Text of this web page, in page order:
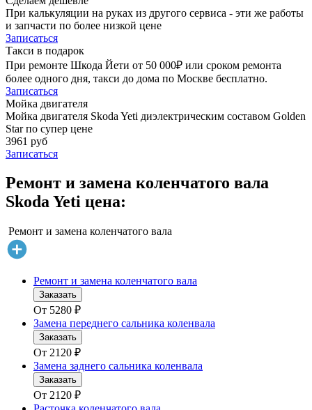
При калькуляции на руках из другого сервиса - эти же работы
и запчасти по более низкой цене
Записаться
Такси в подарок
При ремонте Шкода Йети от 50 000₽ или сроком ремонта
более одного дня, такси до дома по Москве бесплатно.
Записаться
Мойка двигателя
Мойка двигателя Skoda Yeti диэлектрическим составом Golden
Star по супер цене
3961 руб
Записаться
Ремонт и замена коленчатого вала
Skoda Yeti цена:
Ремонт и замена коленчатого вала
Ремонт и замена коленчатого вала
Заказать
От 5280 ₽
Замена переднего сальника коленвала
Заказать
От 2120 ₽
Замена заднего сальника коленвала
Заказать
От 2120 ₽